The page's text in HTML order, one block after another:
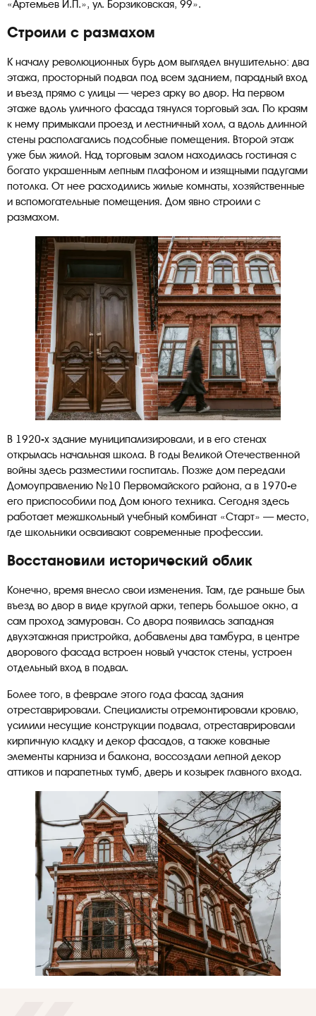
«Артемьев И.П.», ул. Борзиковская, 99».
Строили с размахом
К началу революционных бурь дом выглядел внушительно: два
этажа, просторный подвал под всем зданием, парадный вход
и въезд прямо с улицы — через арку во двор. На первом
этаже вдоль уличного фасада тянулся торговый зал. По краям
к нему примыкали проезд и лестничный холл, а вдоль длинной
стены располагались подсобные помещения. Второй этаж
уже был жилой. Над торговым залом находилась гостиная с
богато украшенным лепным плафоном и изящными падугами
потолка. От нее расходились жилые комнаты, хозяйственные
и вспомогательные помещения. Дом явно строили с
размахом.
В 1920-х здание муниципализировали, и в его стенах
открылась начальная школа. В годы Великой Отечественной
войны здесь разместили госпиталь. Позже дом передали
Домоуправлению №10 Первомайского района, а в 1970-е
его приспособили под Дом юного техника. Сегодня здесь
работает межшкольный учебный комбинат «Старт» — место,
где школьники осваивают современные профессии.
Восстановили исторический облик
Конечно, время внесло свои изменения. Там, где раньше был
въезд во двор в виде круглой арки, теперь большое окно, а
сам проход замурован. Со двора появилась западная
двухэтажная пристройка, добавлены два тамбура, в центре
дворового фасада встроен новый участок стены, устроен
отдельный вход в подвал.
Более того, в феврале этого года фасад здания
отреставрировали. Специалисты отремонтировали кровлю,
усилили несущие конструкции подвала, отреставрировали
кирпичную кладку и декор фасадов, а также кованые
элементы карниза и балкона, воссоздали лепной декор
аттиков и парапетных тумб, дверь и козырек главного входа.